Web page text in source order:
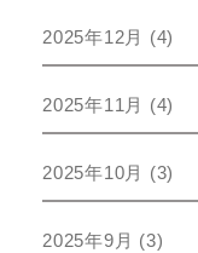
2025年12月 (4)
2025年11月 (4)
2025年10月 (3)
2025年9月 (3)